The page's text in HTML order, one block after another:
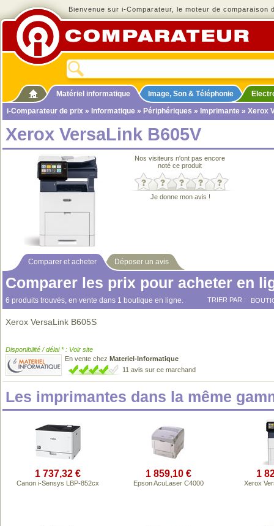
Bienvenue sur i-Comparateur, le moteur de comparaison
Matériel informatique Image, Son & Téléphonie
i-Comparateur de prix » Informatique » Périphériques » Imprimante » Xerox
Xerox VersaLink B605V
Nos visiteurs n'ont pas encore
noté ce produit
Je donne mon avis !
Comparer et acheter Déposer un avis
Comparer les prix pour acheter en
6 produits trouvés, en vente dans 1 boutique en ligne. TRIER PAR :
Xerox VersaLink B605S
Disponibilité / délai * : Voir site
En vente chez Materiel-Informatique
11 avis sur ce marchand
Les imprimantes dans la même
1 737,32 €
Canon i-Sensys LBP-852cx
1 859,10 €
Epson AcuLaser C4000
1
Xerox